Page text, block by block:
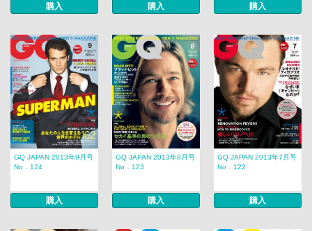
購入 購入 購入
GQ JAPAN 2013年9月号
No．124
購入
GQ JAPAN 2013年8月号
No．123
購入
GQ JAPAN 2013年7月号
No．122
購入